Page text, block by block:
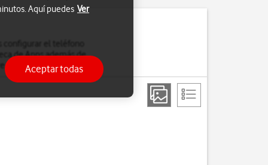
configurar el teléfono
de Apps además de
ellos.
Aquí puedes Ver
Aceptar todas